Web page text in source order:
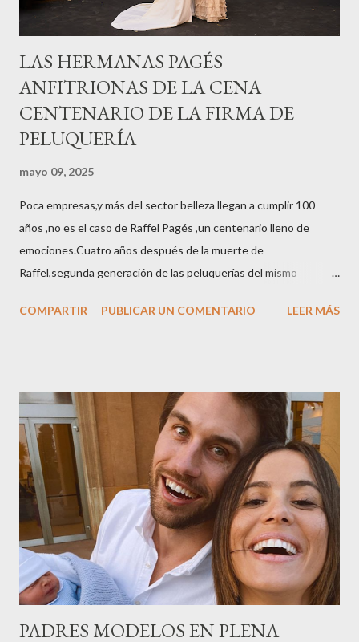
LAS HERMANAS PAGÉS
ANFITRIONAS DE LA CENA
CENTENARIO DE LA FIRMA DE
PELUQUERÍA
mayo 09, 2025
Poca empresas,y más del sector belleza llegan a cumplir 100
años ,no es el caso de Raffel Pagés ,un centenario lleno de
emociones.Cuatro años después de la muerte de
Raffel,segunda generación de las peluquerías del mismo
sector en una cena de reconocimiento.Sus hijas Carolina (CEO
peluquería del grupo.Justo hace unos días Carol Pagés nos
contaba detalles del homenaje en Actualida Rosa en RCE
radio,en el programa que presento todos los jueves de 17 a 18
horas . Carolina y Quionia Pagés Carolina Pagés La cita ,en el
Museu Marítim de BCN ,en las Drassanes reunió a figuras
destacadas del sector,así como clientes, autoridades y medios
de comunicación, en una velada inolvidable bajo el lema “Cien
años peinando almas, creando belleza,i...
COMPARTIR PUBLICAR UN COMENTARIO LEER MÁS
PADRES MODELOS EN PLENA